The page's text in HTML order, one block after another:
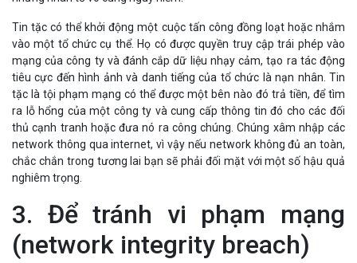
vào một tổ chức cụ thể. Họ có được quyền truy cập trái phép vào
mạng của công ty và đánh cắp dữ liệu nhạy cảm, tạo ra tác động
tiêu cực đến hình ảnh và danh tiếng của tổ chức là nạn nhân. Tin
tặc là tội phạm mạng có thể được một bên nào đó trả tiền, để tìm
ra lỗ hổng của một công ty và cung cấp thông tin đó cho các đối
thủ cạnh tranh hoặc đưa nó ra công chúng. Chúng xâm nhập các
network thông qua internet, vì vậy nếu network không đủ an toàn,
chắc chắn trong tương lai bạn sẽ phải đối mặt với một số hậu quả
nghiêm trọng.
3. Để tránh vi phạm mạng
(network integrity breach)